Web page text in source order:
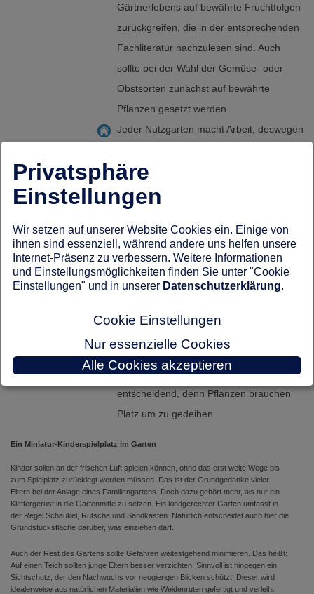
Gärtnerlebens auf bewährte Fruchtfolgen
zurückgreifen, die in der entsprechenden
Fachliteratur nachzulesen sind. Auch
sollte bei der Wahl der Gemüse- oder
Obstsorten zunächst auf bewährte
Pflanzen gesetzt werden.
Jeder Nutzgarten macht Arbeit, deswegen
schließlich ist es mit dem Aussähen allein
nicht getan. Düngen, gießen, ernten und
verarbeiten kostet nämlich auch Zeit.
Das richtige Timing ist bei einem
Nutzgarten das A und O. Hilfreich ist in
jedem Fall ein Blick auf den
Gartenkalender, der wichtige Hinweise für
nach dem „Wann“ ist auch das „Wie“
entscheidend, denn Pflanzen brauchen
Platz um zu gedeihen.
Ein Miniatur-Kinderspielplatz im Garten
Kinder sollen an der frischen Luft spielen können, ohne das erst weite Wege bis
zum Spielplatz zurücklegt werden müssen. Das ist der Grundgedanke vieler
Eltern bei der Anlage eines Familiengartens. Doch dazu gehört mehr, als nur ein
Klettergerüst in die Gartenmitte zu setzen. Ein kindgerechter Garten umfasst in
der Regel Schaukel, Rutsche und Sandkasten. Natürlich entscheidet auch hier die
Grundstücksfläche darüber, was einziehen darf.
Auch der Rest des Gartens sollte Gefahren weitestgehend minimieren. Das heißt:
Auf einen Teich sollten junge Eltern besser verzichten. Sinnvoll ist hingegen ein
Sichtschutz, der den Nachwuchs vor neugierigen Blicken schützt. Dieser wird
idealerweise aus natürlichen Materialien wie Weidenruten gefertigt und verleiht
Privatsphäre
Einstellungen
Wir setzen auf unserer Website Cookies ein. Einige von
ihnen sind essenziell, während andere uns helfen unsere
Internet-Präsenz zu verbessern. Weitere Informationen
und Einstellungsmöglichkeiten finden Sie unter "Cookie
Einstellungen" und in unserer Datenschutzerklärung.
Cookie Einstellungen
Nur essenzielle Cookies
Alle Cookies akzeptieren